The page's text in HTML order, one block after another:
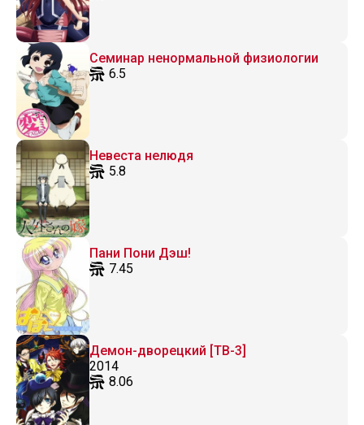
Семинар ненормальной физиологии
6.5
Невеста нелюдя
5.8
Пани Пони Дэш!
7.45
Демон-дворецкий [ТВ-3]
2014
8.06